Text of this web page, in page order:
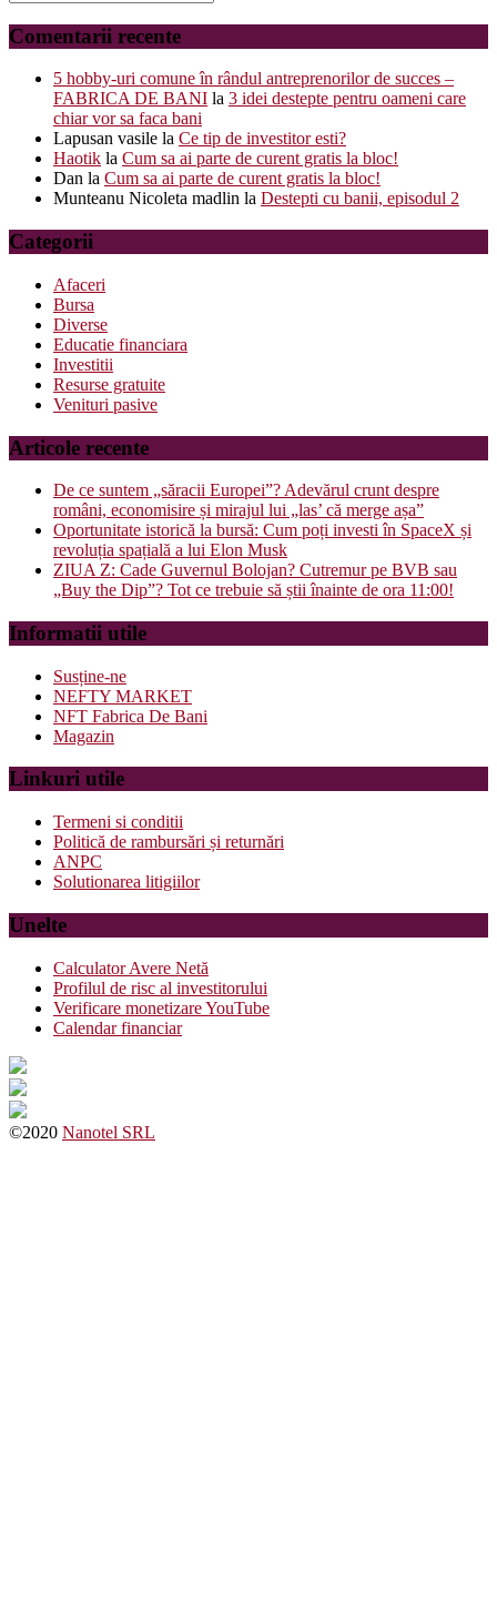
for:
Comentarii recente
5 hobby-uri comune în rândul antreprenorilor de succes –
FABRICA DE BANI la 3 idei destepte pentru oameni care
chiar vor sa faca bani
Lapusan vasile la Ce tip de investitor esti?
Haotik la Cum sa ai parte de curent gratis la bloc!
Dan la Cum sa ai parte de curent gratis la bloc!
Munteanu Nicoleta madlin la Destepti cu banii, episodul 2
Categorii
Afaceri
Bursa
Diverse
Educatie financiara
Investitii
Resurse gratuite
Venituri pasive
Articole recente
De ce suntem „săracii Europei”? Adevărul crunt despre
români, economisire și mirajul lui „las’ că merge așa”
Oportunitate istorică la bursă: Cum poți investi în SpaceX și
revoluția spațială a lui Elon Musk
ZIUA Z: Cade Guvernul Bolojan? Cutremur pe BVB sau
„Buy the Dip”? Tot ce trebuie să știi înainte de ora 11:00!
Informatii utile
Susține-ne
NEFTY MARKET
NFT Fabrica De Bani
Magazin
Linkuri utile
Termeni si conditii
Politică de rambursări și returnări
ANPC
Solutionarea litigiilor
Unelte
Calculator Avere Netă
Profilul de risc al investitorului
Verificare monetizare YouTube
Calendar financiar
©2020 Nanotel SRL